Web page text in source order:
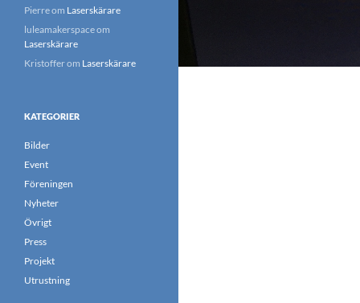
Pierreom Laserskärare
luleamakerspaceom
Laserskärare
Kristofferom Laserskärare
KATEGORIER
Bilder
Event
Föreningen
Nyheter
Övrigt
Press
Projekt
Utrustning